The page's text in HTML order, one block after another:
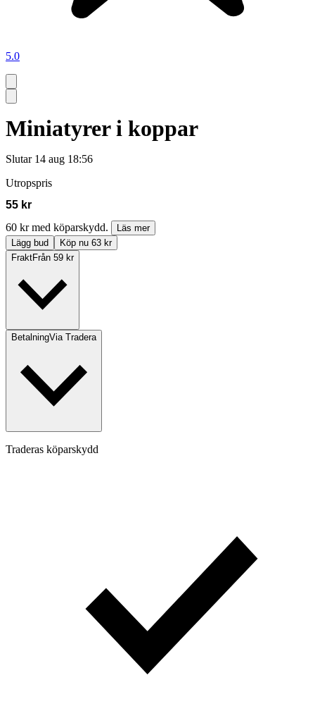
5.0
Miniatyrer i koppar
Slutar 14 aug 18:56
Utropspris
55 kr
60 kr med köparskydd.
Läs mer
Lägg bud
Köp nu 63 kr
FraktFrån 59 kr
BetalningVia Tradera
Traderas köparskydd